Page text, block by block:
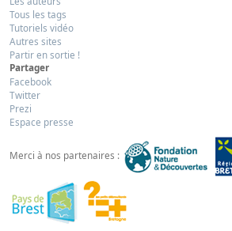
Tous les tags
Tutoriels vidéo
Autres sites
Partir en sortie !
Partager
Facebook
Twitter
Prezi
Espace presse
Merci à nos partenaires :